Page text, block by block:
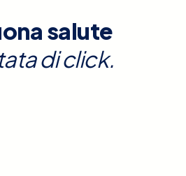
salute
di click.